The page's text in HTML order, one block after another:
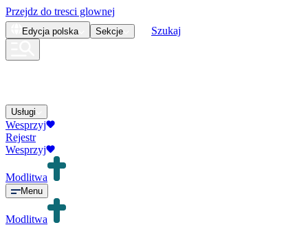
Przejdz do tresci glownej
Edycja polska Sekcje Szukaj
Usługi
Wesprzyj
Rejestr
Wesprzyj
Modlitwa
Menu
Modlitwa